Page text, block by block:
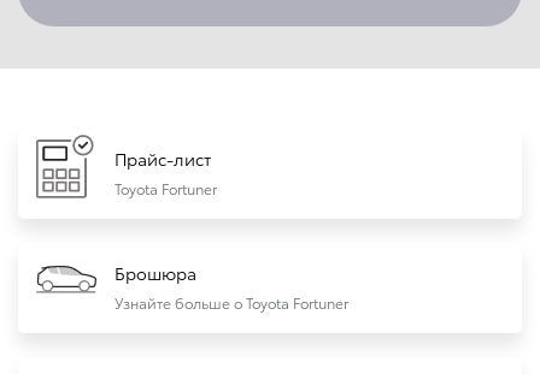
Прайс-лист
Toyota Fortuner
Брошюра
Узнайте больше о Toyota Fortuner